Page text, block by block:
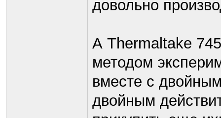
довольно
А Thermaltake
методом
вместе с
двойным